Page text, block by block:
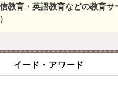
信教育・英語教育などの教育
イード・アワード